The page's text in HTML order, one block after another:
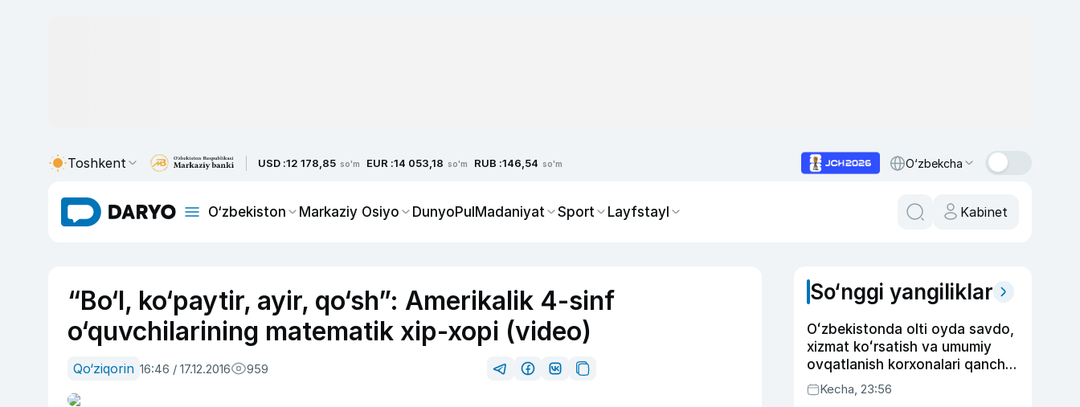
Toshkent USD :12 178,85 so'm EUR :14 053,18 so'm RUB :146,54 so'm O‘zbekcha
O‘zbekiston Markaziy Osiyo DunyoPulMadaniyat Sport Layfstayl Kabinet
“Bo‘l, ko‘paytir, ayir, qo‘sh”: Amerikalik 4-sinf
o‘quvchilarining matematik xip-xopi (video)
Qo‘ziqorin 16:46 / 17.12.2016 959
So‘nggi yangiliklar
Oʻzbekistonda olti oyda savdo,
xizmat koʻrsatish va umumiy
ovqatlanish korxonalari qancha
soliq toʻlagani ochiqlandi
Kecha, 23:56